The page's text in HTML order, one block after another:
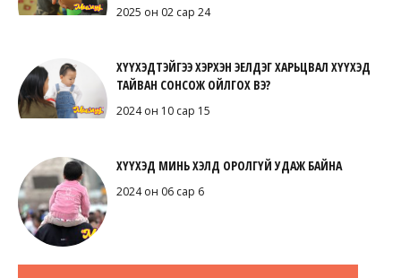
2025 он 02 сар 24
ХҮҮХЭДТЭЙГЭЭ ХЭРХЭН ЭЕЛДЭГ ХАРЬЦВАЛ ХҮҮХЭД
ТАЙВАН СОНСОЖ ОЙЛГОХ ВЭ?
2024 он 10 сар 15
ХҮҮХЭД МИНЬ ХЭЛД ОРОЛГҮЙ УДАЖ БАЙНА
2024 он 06 сар 6